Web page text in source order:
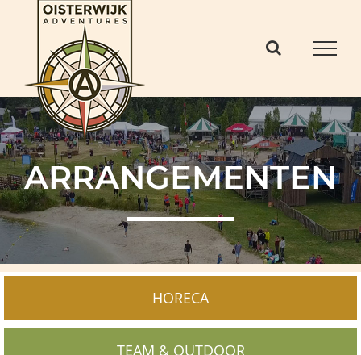
inhoud
ARRANGEMENTEN
HORECA
TEAM & OUTDOOR